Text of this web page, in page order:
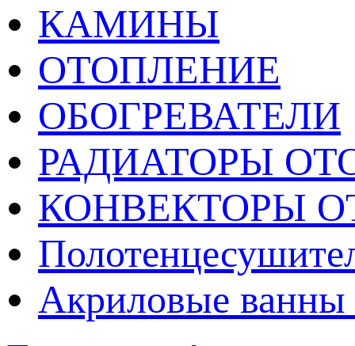
КАМИНЫ
ОТОПЛЕНИЕ
ОБОГРЕВАТЕЛИ
РАДИАТОРЫ
КОНВЕКТОРЫ
Акриловые ванны